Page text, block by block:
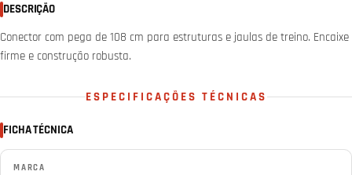
DESCRIÇÃO
Conector com pega de 108 cm para estruturas e jaulas de treino. Encaixe
firme e construção robusta.
ESPECIFICAÇÕES TÉCNICAS
FICHA TÉCNICA
MARCA